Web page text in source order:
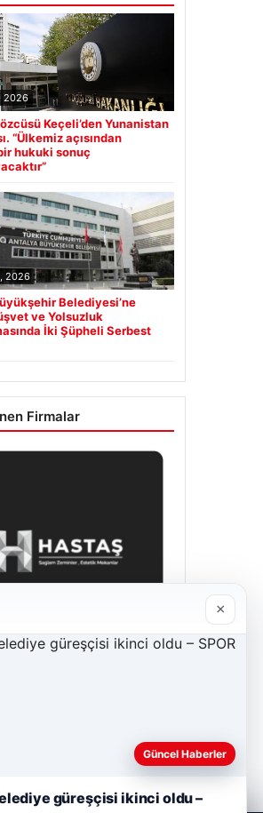
2026
Keçeli’den Yunanistan
“Ülkemiz açısından
hukuki sonuç
2026
Belediyesi’ne
ve Yolsuzluk
İki Şüpheli Serbest
Firmalar
×
Güncel Haberler
güreşçisi ikinci oldu –